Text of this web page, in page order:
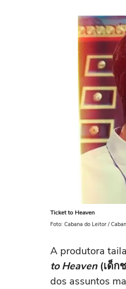
Ticket to Heaven
Foto: Cabana do Leitor /
A produtora
to Heaven(เด็ก
dos assuntos